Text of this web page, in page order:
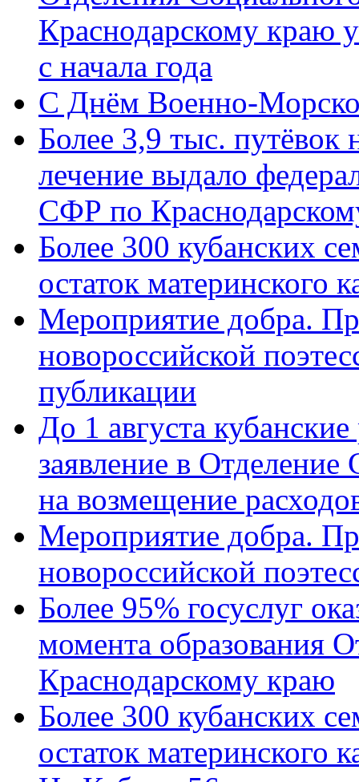
Краснодарскому краю
с начала года
C Днём Военно-
Более 3,9 тыс. путёвок
лечение выдало
СФР по
Более 300 кубанских
остаток материнского
Мероприятие добра.
новороссийской
публикации
До 1 августа
заявление в
на возмещение
Мероприятие добра.
новороссийской
Более 95% госуслуг
момента образования
Краснодарскому краю
Более 300 кубанских
остаток материнского